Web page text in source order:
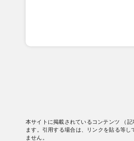
本サイトに掲載されているコンテンツ （
ます。引用する場合は、リンクを貼る等
ません。